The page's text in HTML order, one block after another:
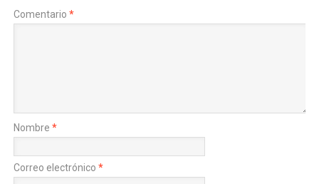
Comentario *
Nombre *
Correo electrónico *